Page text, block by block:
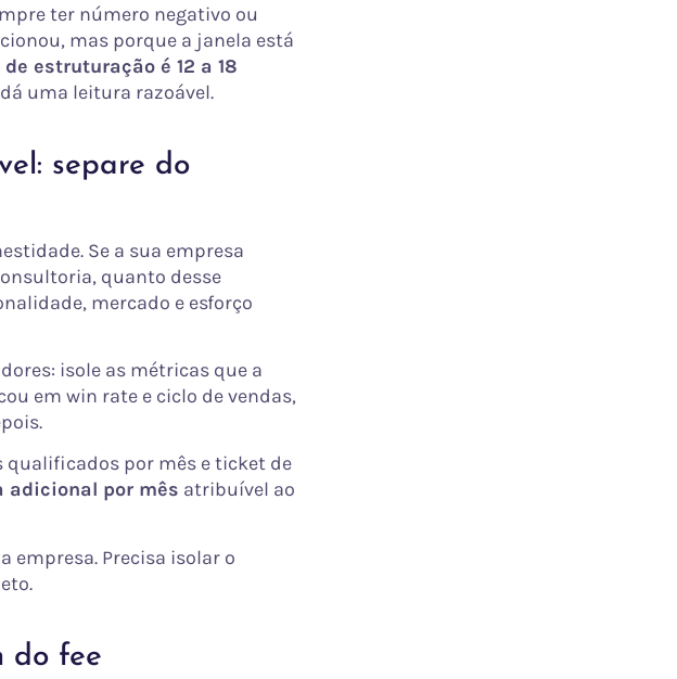
ter número negativo ou
mas porque a janela está
estruturação é 12 a 18
uma leitura razoável.
separe do
Se a sua empresa
quanto desse
mercado e esforço
isole as métricas que a
em win rate e ciclo de vendas,
qualificados por mês e ticket de
adicional por mês atribuível ao
empresa. Precisa isolar o
do fee